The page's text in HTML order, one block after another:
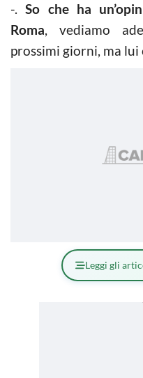
-.So che ha
Roma, vediamo
prossimi giorni, ma lui
Leggi gli